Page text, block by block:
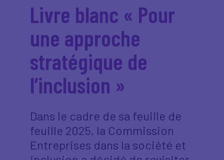
Livre blanc « Pour
une approche
stratégique de
l’inclusion »
Dans le cadre de sa feuille de
feuille 2025, la Commission
Entreprises dans la société et